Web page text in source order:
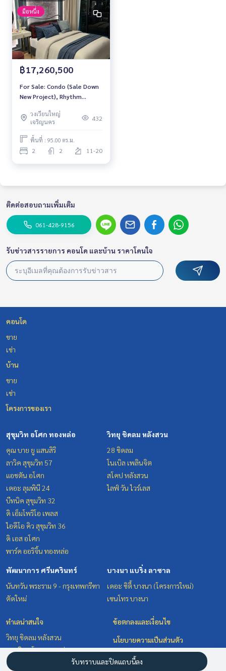
มือหนึ่ง
฿17,260,500
For Sale: Condo (Sale Down
New Project), Rhythm
Bedrooms /2 Bathrooms
*SIMPLEX /High Ceiling 3
Meters (Rare Items) & High
Floor /River & City View*
วงเวียนใหญ่
เจริญนคร
432
พื้นที่ : 95.00 ตร.ม.
2 2 11-20
ติดต่อสอบถามเพิ่มเติม
061-428-9156
รับข่าวสารรายการ คอนโด และบ้าน ราคาโดนใจ
คอนโด
ขาย
เช่า
บ้าน
ขาย
เช่า
โครงการของเรา
สุขุมวิท อโศก ทองหล่อ
คุณ บาย ยู แสนสิริ
ลาวิค สุขุมวิท 57
แอชตัน อโศก
เดอะ ลุมพินี 24
บีทนิค สุขุมวิท 32
ดิ เอ็มโพริโอ เพลส
ไอดีโอ คิว สุขุมวิท 36
ดิ เอส อโศก
พาร์ค ออริจิ้น ทองหล่อ
วิทยุ ชิดลม หลังสวน
28 ชิดลม
โนเบิล เพลินจิต
สโคป หลังสวน
ไลฟ์ วัน ไวร์เลส
พัฒนาการ ศรีนครินทร์
นันทวัน พระราม 9 - กรุงเทพกรีฑา
ตัดใหม่
บางนา แบริ่ง ลาซาล
เดอะ ซิตี้ บางนา (โครงการใหม่)
เซนโทร บางนา
ทำเลน่าสนใจ
วิทยุ ชิดลม หลังสวน
สุขุมวิท อโศก ทองหล่อ
พัฒนาการ ศรีนครินทร์
ข้อตกลงและเงื่อนไข
นโยบายความเป็นส่วนตัว
เกี่ยวกับเรา
รับทราบและปิดแถบนี้ลง